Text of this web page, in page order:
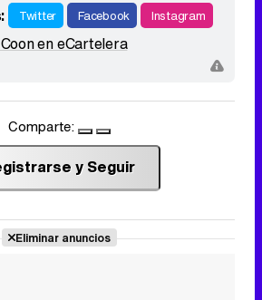
Twitter Facebook Instagram
en eCartelera
Comparte:
y Seguir
Eliminar anuncios